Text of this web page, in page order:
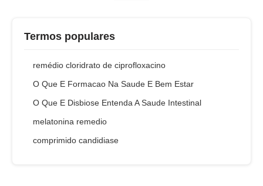
Termos populares
remédio cloridrato de ciprofloxacino
O Que E Formacao Na Saude E Bem Estar
O Que E Disbiose Entenda A Saude Intestinal
melatonina remedio
comprimido candidiase